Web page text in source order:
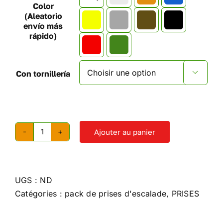
Color
(Aleatorio
envío más
rápido)
Con tornillería 
quantité
d'escalade
Marine
Ajouter au panier
UGS : ND
Catégories : pack de prises d'escalade, PRISES